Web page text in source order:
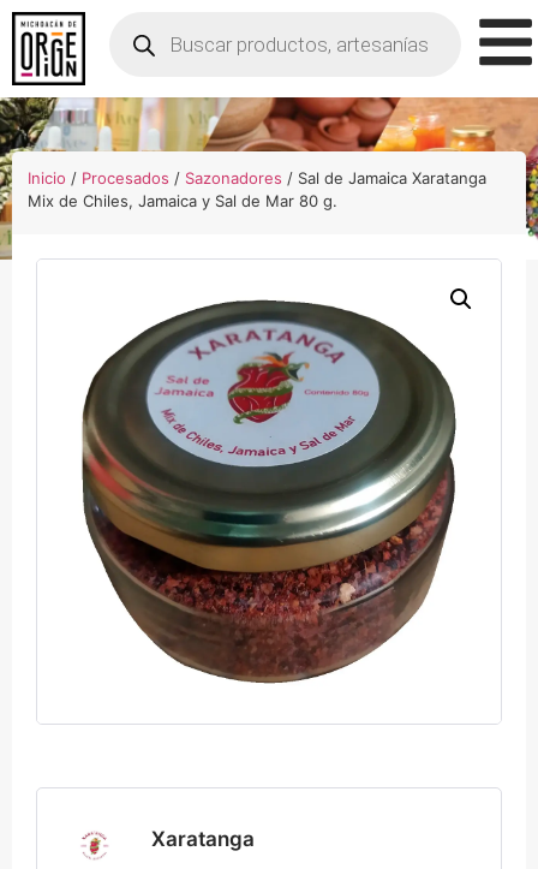
Inicio / Procesados / Sazonadores / Sal de Jamaica Xaratanga
Mix de Chiles, Jamaica y Sal de Mar 80 g.
Xaratanga